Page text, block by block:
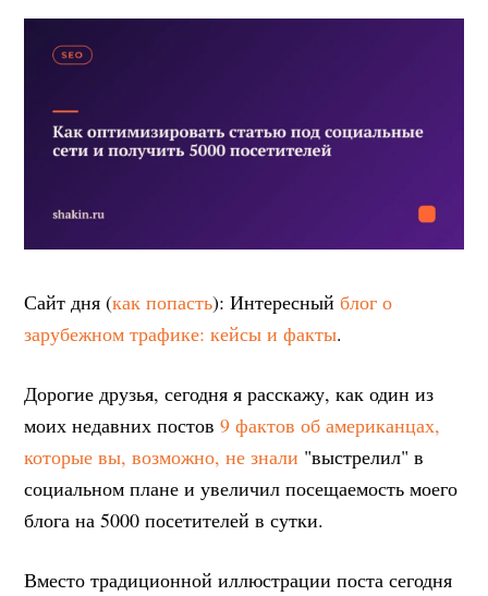
Сайт дня (как попасть): Интересныйблог о
зарубежном трафике: кейсы и факты.
Дорогие друзья, сегодня я расскажу, как один из
моих недавних постов9 фактов об американцах,
которые вы, возможно, не знали "выстрелил" в
социальном плане и увеличил посещаемость моего
блога на 5000 посетителей в сутки.
Вместо традиционной иллюстрации поста сегодня